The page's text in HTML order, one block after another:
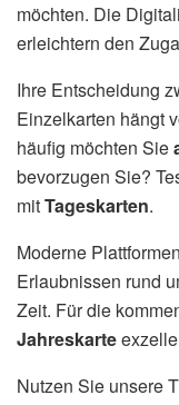
möchten. Die
erleichtern den
Ihre Entscheidung
Einzelkarten hängt
häufig möchten Sie
bevorzugen Sie?
mitTageskarten.
Moderne
Erlaubnissen rund
Zeit. Für die
Jahreskarte
Nutzen Sie unsere